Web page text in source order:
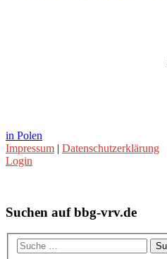
in Polen
Impressum | Datenschutzerklärung
Login
Suchen auf bbg-vrv.de